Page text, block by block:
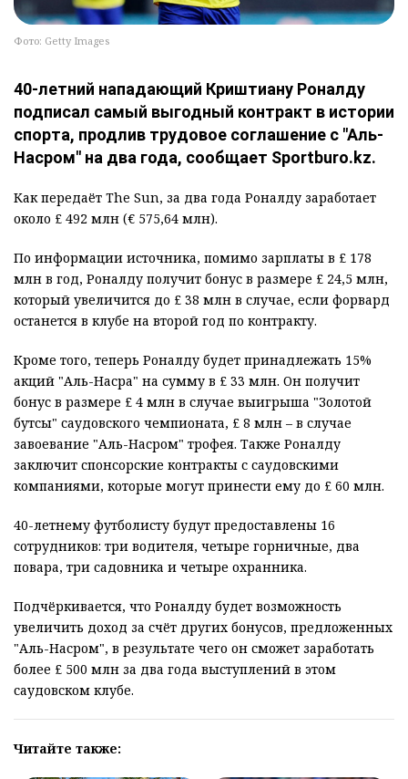
Фото: Getty Images
40-летний нападающий Криштиану Роналду
подписал самый выгодный контракт в истории
спорта, продлив трудовое соглашение с "Аль-
Насром" на два года, сообщает Sportburo.kz.
Как передаёт The Sun, за два года Роналду заработает
около £ 492 млн (€ 575,64 млн).
По информации источника, помимо зарплаты в £ 178
млн в год, Роналду получит бонус в размере £ 24,5 млн,
который увеличится до £ 38 млн в случае, если форвард
останется в клубе на второй год по контракту.
Кроме того, теперь Роналду будет принадлежать 15%
акций "Аль-Насра" на сумму в £ 33 млн. Он получит
бонус в размере £ 4 млн в случае выигрыша "Золотой
бутсы" саудовского чемпионата, £ 8 млн – в случае
завоевание "Аль-Насром" трофея. Также Роналду
заключит спонсорские контракты с саудовскими
компаниями, которые могут принести ему до £ 60 млн.
40-летнему футболисту будут предоставлены 16
сотрудников: три водителя, четыре горничные, два
повара, три садовника и четыре охранника.
Подчёркивается, что Роналду будет возможность
увеличить доход за счёт других бонусов, предложенных
"Аль-Насром", в результате чего он сможет заработать
более £ 500 млн за два года выступлений в этом
саудовском клубе.
Читайте также: